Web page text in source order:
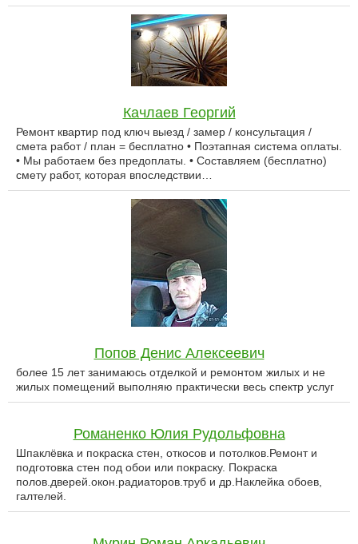
Качлаев Георгий
Ремонт квартир под ключ выезд / замер / консультация /
смета работ / план = бесплатно • Поэтапная система оплаты.
• Мы работаем без предоплаты. • Составляем (бесплатно)
смету работ, которая впоследствии…
Попов Денис Алексеевич
более 15 лет занимаюсь отделкой и ремонтом жилых и не
жилых помещений выполняю практически весь спектр услуг
Романенко Юлия Рудольфовна
Шпаклёвка и покраска стен, откосов и потолков.Ремонт и
подготовка стен под обои или покраску. Покраска
полов.дверей.окон.радиаторов.труб и др.Наклейка обоев,
галтелей.